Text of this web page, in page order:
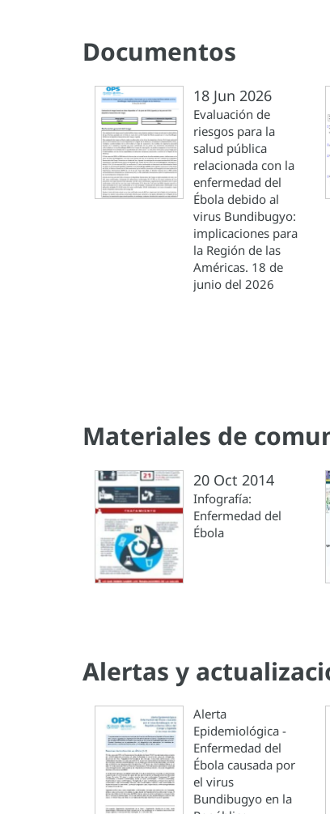
Documentos
18 Jun 2026
Evaluación de
riesgos para la
salud pública
relacionada con la
enfermedad del
Ébola debido al
virus Bundibugyo:
implicaciones para
la Región de las
Américas. 18 de
junio del 2026
Materiales de
20 Oct 2014
Infografía:
Enfermedad del
Ébola
Alertas y
Alerta
Epidemiológica -
Enfermedad del
Ébola causada por
el virus
Bundibugyo en la